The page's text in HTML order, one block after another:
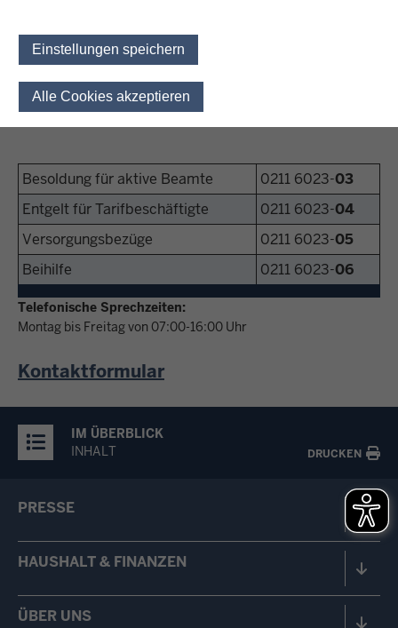
Einstellungen speichern
Alle Cookies akzeptieren
Besoldung für aktive Beamte 0211 6023-03
Entgelt für Tarifbeschäftigte
0211 6023-04
Versorgungsbezüge
0211 6023-05
Beihilfe
0211 6023-06
Telefonische Sprechzeiten:
Montag bis Freitag von 07:00-16:00 Uhr
Kontaktformular
IM ÜBERBLICK
INHALT
DRUCKEN
PRESSE
HAUSHALT & FINANZEN
ÜBER UNS